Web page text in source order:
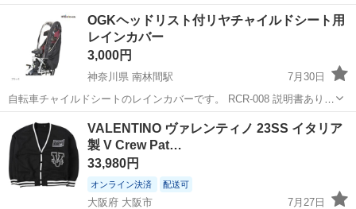
商品の寸法 1.04奥行き x 2.08幅 x 0.8高さ m 商品の重量 30 キログラ
ム 高級感あふれる3人掛けソファベッド｜「コン...
墨田区 ソファ
OGKヘッドリスト付リヤチャイルドシート用
レインカバー
3,000円
神奈川県 南林間駅
7月30日
自転車チャイルドシートのレインカバーです。 RCR-008 説明書ありま
す。 雨の日のみ取り付けて使用していたので状態は良い方だと思いま
す。（雨の日以外は取り外して室内保管していました） 子供が成長
し、使わなくなったので出...
神奈川 キッズ用品
VALENTINO ヴァレンティノ 23SS イタリア
製 V Crew Pat…
33,980円
オンライン決済 配送可
大阪府 大阪市
7月27日